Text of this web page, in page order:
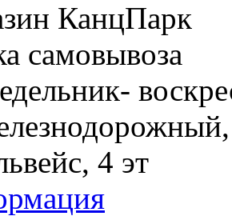
КанцПарк
самовывоза
4 эт